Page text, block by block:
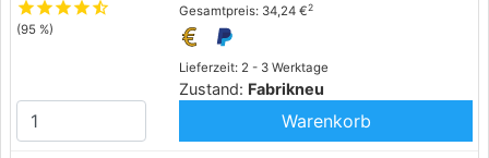
starstarstarstarstar_half
(95 %)
Lieferzeit: 2 - 3 Werktage
Zustand: Fabrikneu
Gesamtpreis: 34,24 €2
Warenkorb